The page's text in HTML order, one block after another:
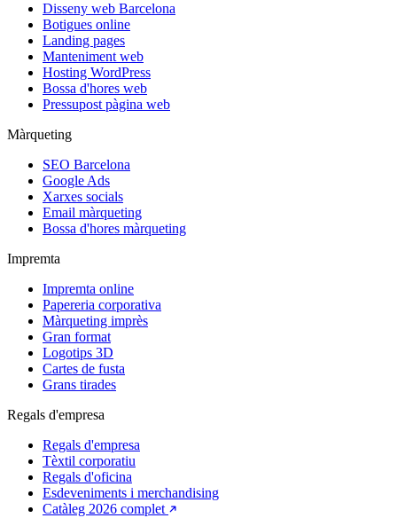
Disseny web Barcelona
Botigues online
Landing pages
Manteniment web
Hosting WordPress
Bossa d'hores web
Pressupost pàgina web
Màrqueting
SEO Barcelona
Google Ads
Xarxes socials
Email màrqueting
Bossa d'hores màrqueting
Impremta
Impremta online
Papereria corporativa
Màrqueting imprès
Gran format
Logotips 3D
Cartes de fusta
Grans tirades
Regals d'empresa
Regals d'empresa
Tèxtil corporatiu
Regals d'oficina
Esdeveniments i merchandising
Catàleg 2026 complet